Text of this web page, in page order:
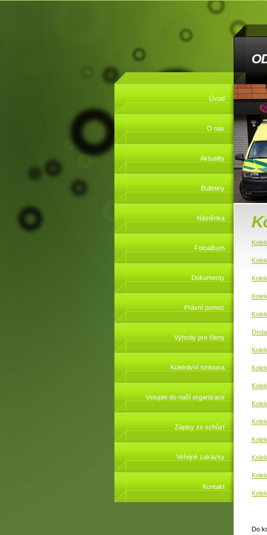
Úvod
O nás
Aktuality
Bulletiny
Nástěnka
Fotoalbum
Dokumenty
Právní pomoc
Výhody pro členy
Kolektivní smlouva
Vstupte do naší organizace
Zápisy ze schůzí
Veřejné zakázky
Kontakt
Do